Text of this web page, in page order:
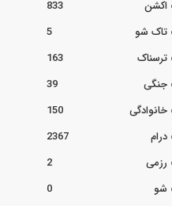
اکشن
833
تاک شو
5
ترسناک
163
جنگی
39
خانوادگی
150
درام
2367
رزمی
2
شو
0